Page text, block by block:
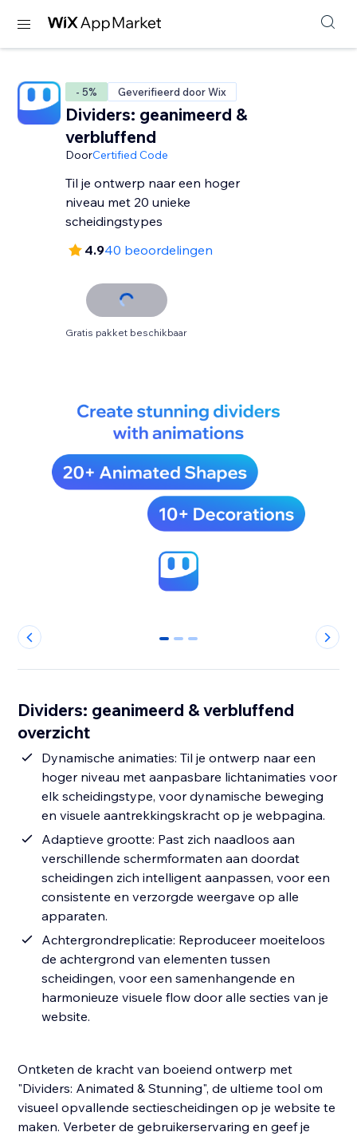
- 5% Geverifieerd door Wix
Dividers: geanimeerd &
verbluffend
DoorCertified Code
Til je ontwerp naar een hoger
niveau met 20 unieke
scheidingstypes
4.940 beoordelingen
Gratis pakket beschikbaar
0 1 2
Dividers: geanimeerd & verbluffend
overzicht
Dynamische animaties: Til je ontwerp naar een
hoger niveau met aanpasbare lichtanimaties voor
elk scheidingstype, voor dynamische beweging
en visuele aantrekkingskracht op je webpagina.
Adaptieve grootte: Past zich naadloos aan
verschillende schermformaten aan doordat
scheidingen zich intelligent aanpassen, voor een
consistente en verzorgde weergave op alle
apparaten.
Achtergrondreplicatie: Reproduceer moeiteloos
de achtergrond van elementen tussen
scheidingen, voor een samenhangende en
harmonieuze visuele flow door alle secties van je
website.
Ontketen de kracht van boeiend ontwerp met
"Dividers: Animated & Stunning", de ultieme tool om
visueel opvallende sectiescheidingen op je website te
maken. Verbeter de gebruikerservaring en geef je